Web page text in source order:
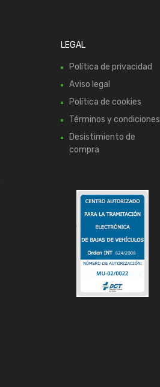
LEGAL
Política de privacidad
Aviso legal
Política de cookies
Términos y condiciones
Desistimiento de
compra